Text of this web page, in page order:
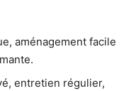
aménagement facile
entretien régulier,